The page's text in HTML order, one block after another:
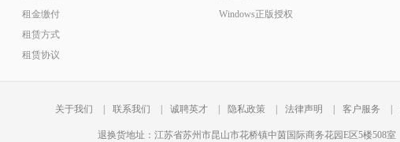
租金缴付
租赁方式
租赁协议
Windows正版授权
关于我们 联系我们 诚聘英才 隐私政策 法律声明 客户服务
退换货地址：江苏省苏州市昆山市花桥镇中茵国际商务花园E区5楼508室